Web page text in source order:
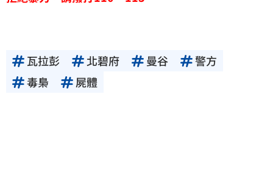
瓦拉彭 北碧府 曼谷
警方
毒梟
屍體